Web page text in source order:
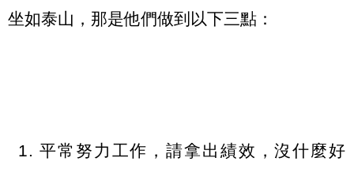
坐如泰山，那是他們做到以下三點：
平常努力工作，請拿出績效，沒什麼好